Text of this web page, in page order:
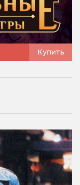
Купить